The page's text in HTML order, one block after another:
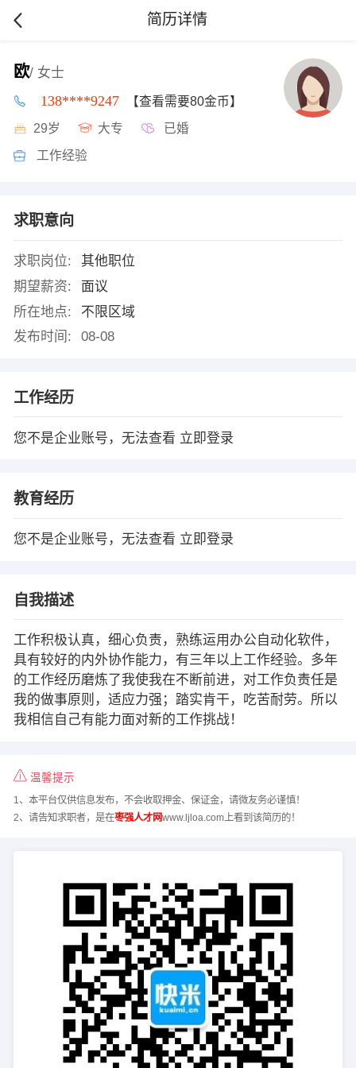
简历详情
欧/ 女士
138****9247 【查看需要80金币】
29岁 大专 已婚
工作经验
求职意向
求职岗位:
其他职位
期望薪资:
面议
所在地点:
不限区域
发布时间:
08-08
工作经历
您不是企业账号，无法查看 立即登录
教育经历
您不是企业账号，无法查看 立即登录
自我描述
工作积极认真，细心负责，熟练运用办公自动化软件，
具有较好的内外协作能力，有三年以上工作经验。多年
的工作经历磨炼了我使我在不断前进，对工作负责任是
我的做事原则，适应力强；踏实肯干，吃苦耐劳。所以
我相信自己有能力面对新的工作挑战！
温馨提示
1、本平台仅供信息发布，不会收取押金、保证金，请微友务必谨慎！
2、请告知求职者，是在枣强人才网www.ljloa.com上看到该简历的！